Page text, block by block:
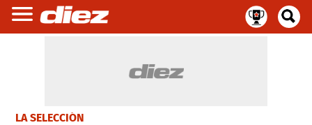
LA SELECCIÓN